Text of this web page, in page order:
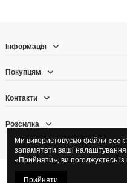
Інформація
Покупцям
Контакти
Розсилка
Ми використовуємо файли
запам'ятати ваші
«Прийняти», ви погоджуєтесь
Прийняти